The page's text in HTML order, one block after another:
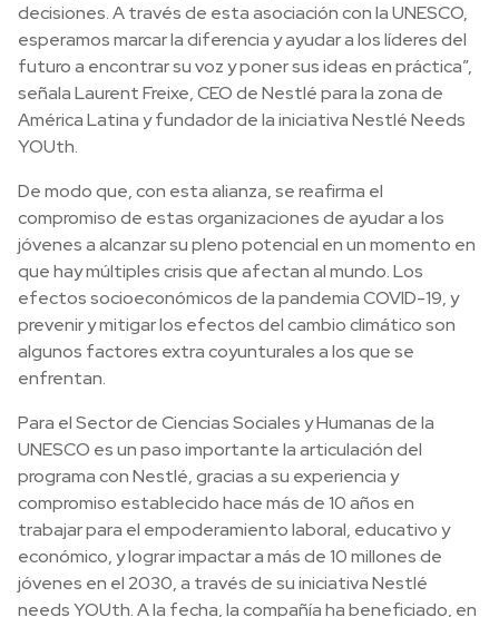
decisiones. A través de esta asociación con la UNESCO,
esperamos marcar la diferencia y ayudar a los líderes del
futuro a encontrar su voz y poner sus ideas en práctica”,
señala Laurent Freixe, CEO de Nestlé para la zona de
América Latina y fundador de la iniciativa Nestlé Needs
YOUth.
De modo que, con esta alianza, se reafirma el
compromiso de estas organizaciones de ayudar a los
jóvenes a alcanzar su pleno potencial en un momento en
que hay múltiples crisis que afectan al mundo. Los
efectos socioeconómicos de la pandemia COVID-19, y
prevenir y mitigar los efectos del cambio climático son
algunos factores extra coyunturales a los que se
enfrentan.
Para el Sector de Ciencias Sociales y Humanas de la
UNESCO es un paso importante la articulación del
programa con Nestlé, gracias a su experiencia y
compromiso establecido hace más de 10 años en
trabajar para el empoderamiento laboral, educativo y
económico, y lograr impactar a más de 10 millones de
jóvenes en el 2030, a través de su iniciativa Nestlé
needs YOUth. A la fecha, la compañía ha beneficiado, en